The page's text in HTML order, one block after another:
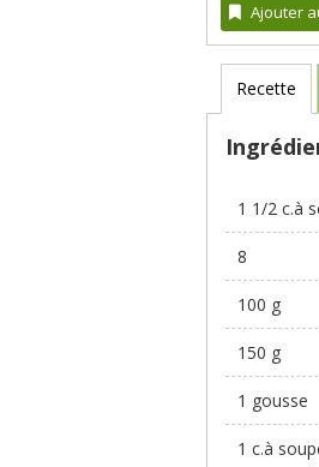
Ajouter
Recette
1 1/2 c.à
8
100 g
150 g
1 gousse
1 c.à